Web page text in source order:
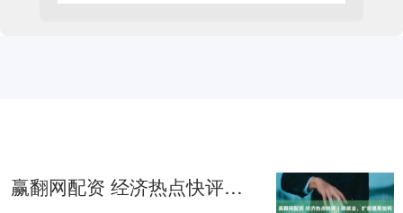
赢翻网配资 经济热点快评丨稳就业，扩容提质如何并举？